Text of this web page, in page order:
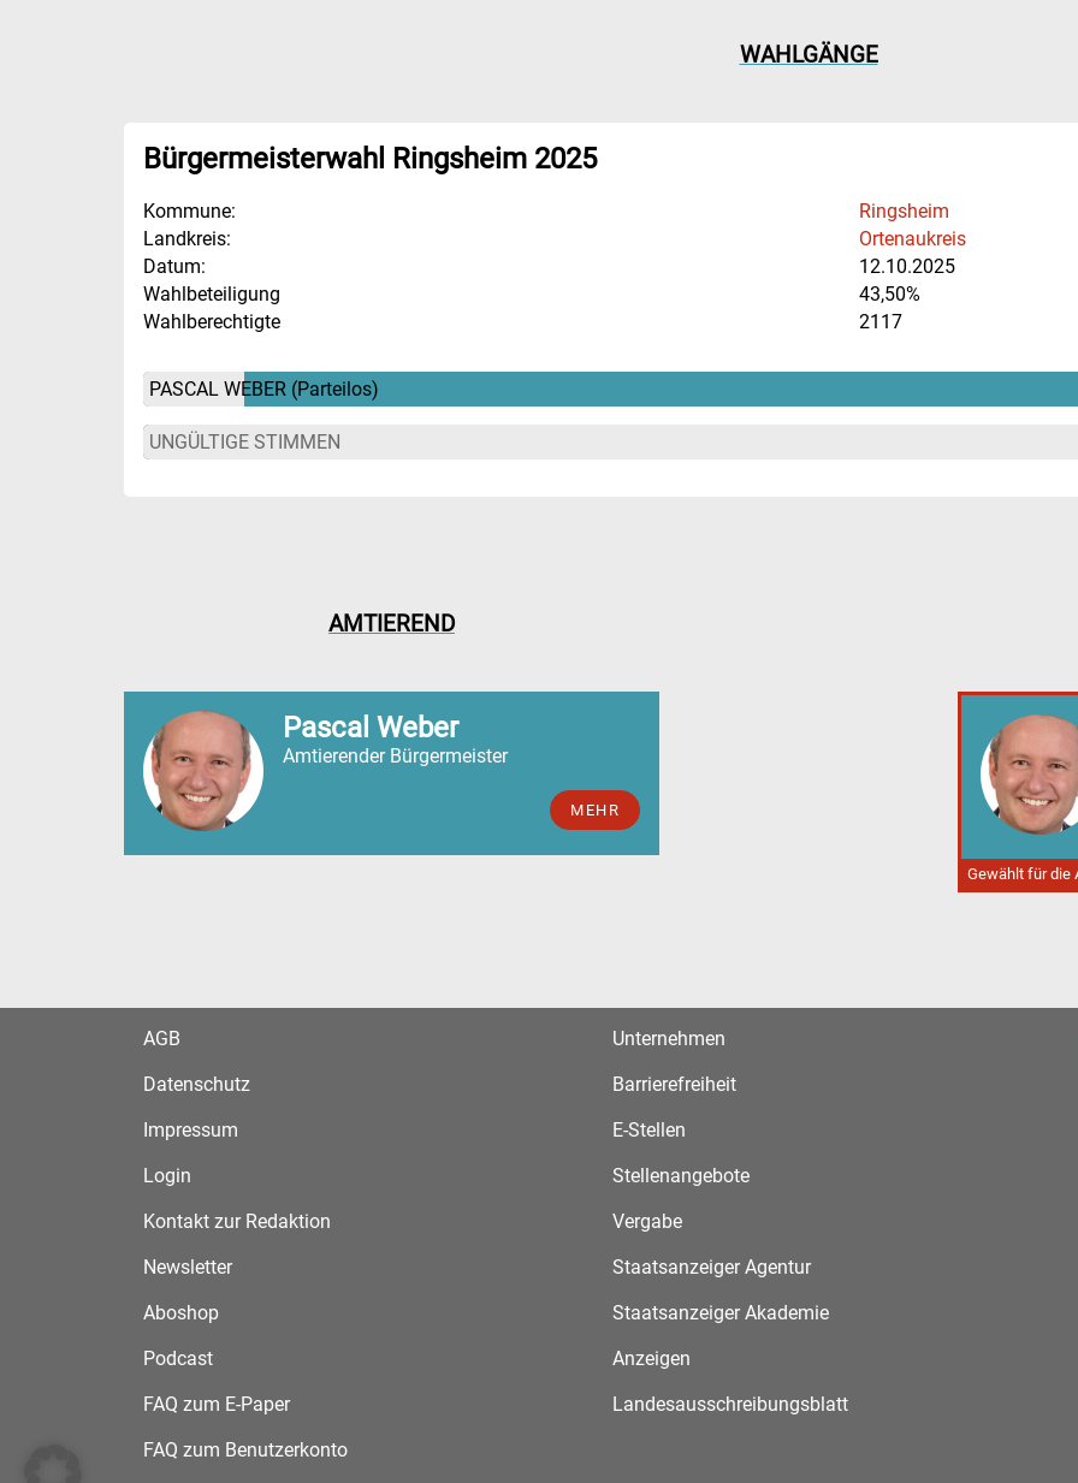
WAHLGÄNGE
Bürgermeisterwahl Ringsheim 2025
Kommune:
Ringsheim
Landkreis:
Ortenaukreis
Datum:
12.10.2025
Wahlbeteiligung
43,50%
Wahlberechtigte
2117
PASCAL WEBER (Parteilos)
UNGÜLTIGE STIMMEN
AMTIEREND
Pascal Weber
Amtierender Bürgermeister
MEHR
Gewählt für die
AGB
Datenschutz
Impressum
Login
Kontakt zur Redaktion
Newsletter
Aboshop
Podcast
FAQ zum E-Paper
FAQ zum Benutzerkonto
Unternehmen
Barrierefreiheit
E-Stellen
Stellenangebote
Vergabe
Staatsanzeiger Agentur
Staatsanzeiger Akademie
Anzeigen
Landesausschreibungsblatt